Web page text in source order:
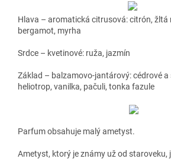
Hlava – aromatická citrusová: citrón, žltá
bergamot, myrha
Srdce – kvetinové: ruža, jazmín
Základ – balzamovo-jantárový: cédrové a
heliotrop, vanilka, pačuli, tonka fazule
Parfum obsahuje malý ametyst.
Ametyst, ktorý je známy už od staroveku,